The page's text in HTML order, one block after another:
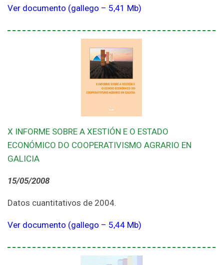
Ver documento (gallego – 5,41 Mb)
X INFORME SOBRE A XESTIÓN E O ESTADO
ECONÓMICO DO COOPERATIVISMO AGRARIO EN
GALICIA
15/05/2008
Datos cuantitativos de 2004.
Ver documento (gallego – 5,44 Mb)